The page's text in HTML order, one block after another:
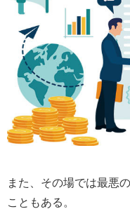
また、その場では最悪
こともある。